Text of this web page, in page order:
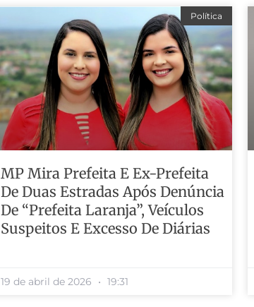
Política
MP Mira Prefeita E Ex-Prefeita
De Duas Estradas Após Denúncia
De “prefeita Laranja”, Veículos
Suspeitos E Excesso De Diárias
19 de abril de 2026 19:31